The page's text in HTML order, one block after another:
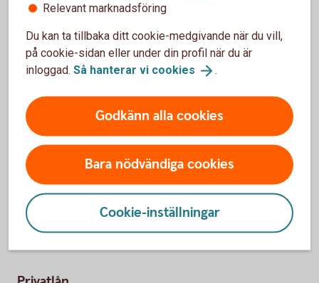
Kan jag höja mitt befintliga lån?
Du kan göra detta genom att ansöka om ett nytt lån och
välja att betala av dina befintliga lån och krediter.
Höja bolån? Ring 0430-491 00
Hitta ditt
bankkontor
Pris och ränta Privatlån
Relevant marknadsföring
Du kan ta tillbaka ditt cookie-medgivande när du vill,
på cookie-sidan eller under din profil när du är
inloggad. Så hanterar vi cookies .
Godkänn alla cookies
Bara nödvändiga cookies
Cookie-inställningar